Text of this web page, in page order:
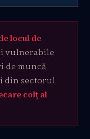
locul de
vulnerabile
de muncă
din sectorul
colț al